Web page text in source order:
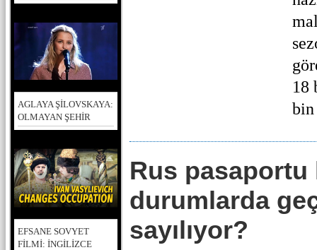
AGLAYA ŞİLOVSKAYA:
OLMAYAN ŞEHİR
EFSANE SOVYET
FİLMİ: İNGİLİZCE
18
Rus pasaportu
durumlarda
sayılıyor?